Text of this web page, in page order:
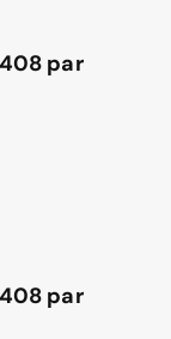
par
par